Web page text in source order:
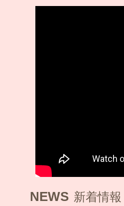
NEWS 新着情報